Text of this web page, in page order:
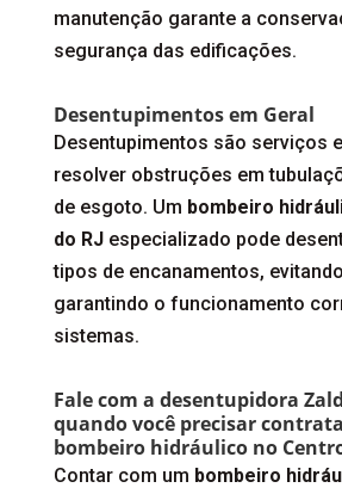
manutenção garante a
segurança das edificações.
Desentupimentos em Geral
Desentupimentos são serviços
resolver obstruções em
de esgoto. Um bombeiro
do RJespecializado pode
tipos de encanamentos,
garantindo o funcionamento
sistemas.
Fale com a desentupidora
quando você precisar
bombeiro hidráulico no
Contar com um bombeiro